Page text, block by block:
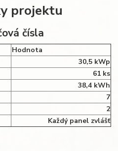
projektu
čísla
Hodnota
30,5 kWp
61 ks
38,4 kWh
7
2
Každý panel zvlášť